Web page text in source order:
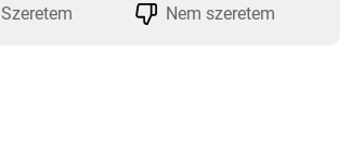
Szeretem Nem szeretem